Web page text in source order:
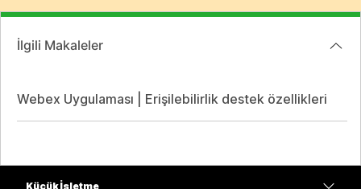
İlgili Makaleler
Webex Uygulaması | Erişilebilirlik destek özellikleri
Küçük İşletme